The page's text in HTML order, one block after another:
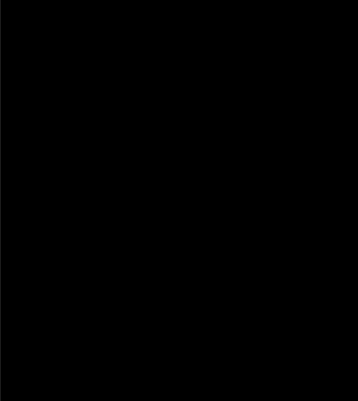
De
leefde
de 18e
Vorige
wereld. De
oud. Wij
zulke oude